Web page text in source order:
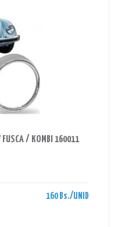
FUSCA / KOMBI 160011
160 Bs./UNID